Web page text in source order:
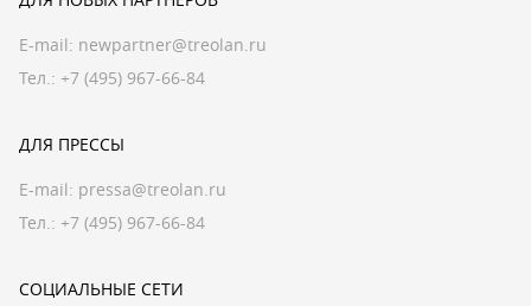
E-mail: newpartner@treolan.ru
Тел.: +7 (495) 967-66-84
ДЛЯ ПРЕССЫ
E-mail: pressa@treolan.ru
Тел.: +7 (495) 967-66-84
СОЦИАЛЬНЫЕ СЕТИ